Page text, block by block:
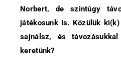
Norbert, de szintúgy
játékosunk is. Közülük
sajnálsz, és
keretünk?